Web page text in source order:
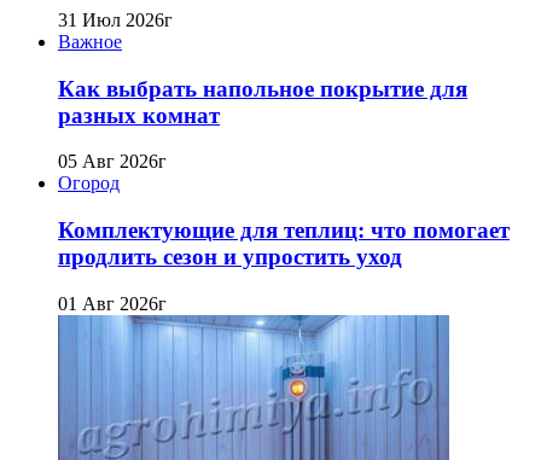
31 Июл 2026г
Важное
Как выбрать напольное покрытие для
разных комнат
05 Авг 2026г
Огород
Комплектующие для теплиц: что помогает
продлить сезон и упростить уход
01 Авг 2026г